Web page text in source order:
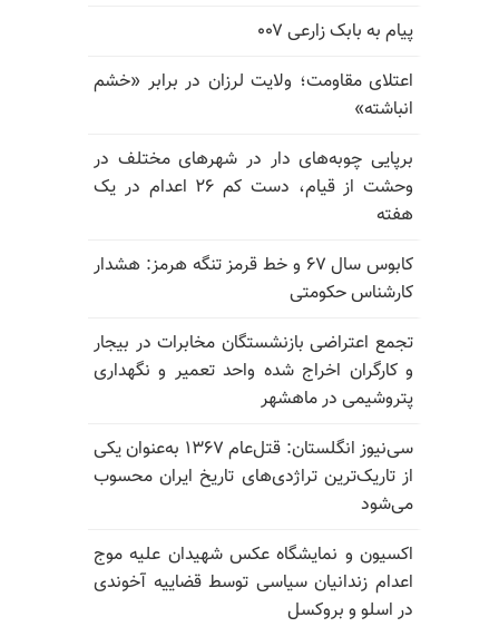
پیام به بابک زارعی ۰۰۷
اعتلای مقاومت؛ ولایت لرزان در برابر «خشم
انباشته»
برپایی چوبه‌های دار در شهرهای مختلف در
وحشت از قیام، دست کم ۲۶ اعدام در یک
هفته
کابوس سال ۶۷ و خط قرمز تنگه هرمز: هشدار
کارشناس حکومتی
تجمع اعتراضی بازنشستگان مخابرات در بیجار
و کارگران اخراج شده واحد تعمیر و نگهداری
پتروشیمی در ماهشهر
سی‌نیوز انگلستان: قتل‌عام ۱۳۶۷ به‌عنوان یکی
از تاریک‌ترین تراژدی‌های تاریخ ایران محسوب
می‌شود
اکسیون و نمایشگاه عکس شهیدان علیه موج
اعدام زندانیان سیاسی توسط قضاییه آخوندی
در اسلو و بروکسل